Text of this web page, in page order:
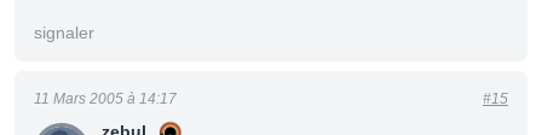
signaler
11 Mars 2005 à 14:17 #15